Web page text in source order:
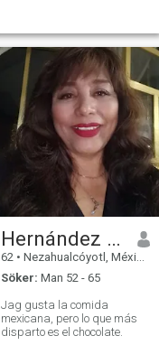
Hernández Tinoco
62 • Nezahualcóyotl, México, Mexico
Söker: Man 52 - 65
Jag gusta la comida
mexicana, pero lo que más
disparto es el chocolate.